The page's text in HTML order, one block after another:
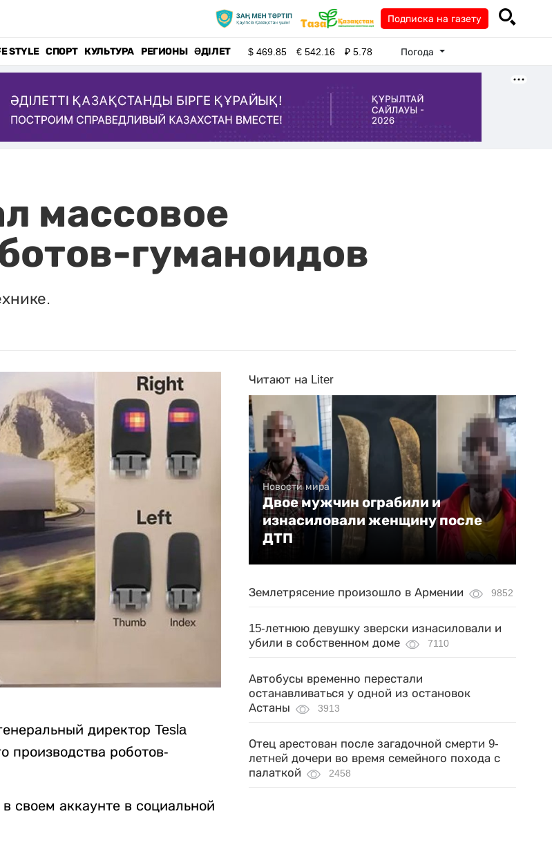
Подписка на газету
STYLE СПОРТ КУЛЬТУРА РЕГИОНЫ ӘДІЛЕТ $469.85 €542.16 ₽5.78 Погода
массовое
гуманоидов
директор Tesla
производства роботов-
своем аккаунте в социальной
Читают на Liter
Новости мира
Двое мужчин ограбили и
изнасиловали женщину после
ДТП
Землетрясение произошло в Армении 9852
15-летнюю девушку зверски изнасиловали и
убили в собственном доме
7110
Автобусы временно перестали
останавливаться у одной из остановок
Астаны
3913
Отец арестован после загадочной смерти 9-
летней дочери во время семейного похода с
палаткой
2458